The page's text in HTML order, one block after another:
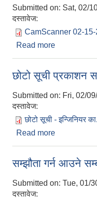
Submitted on: Sat, 02/
दस्तावेज:
CamScanner 02-
Read more
छोटो सूची प्रकाशन
Submitted on: Fri, 02/
दस्तावेज:
छोटो सूची - इन्जिनियर
Read more
सम्झौता गर्न आउने
Submitted on: Tue, 01/
दस्तावेज: